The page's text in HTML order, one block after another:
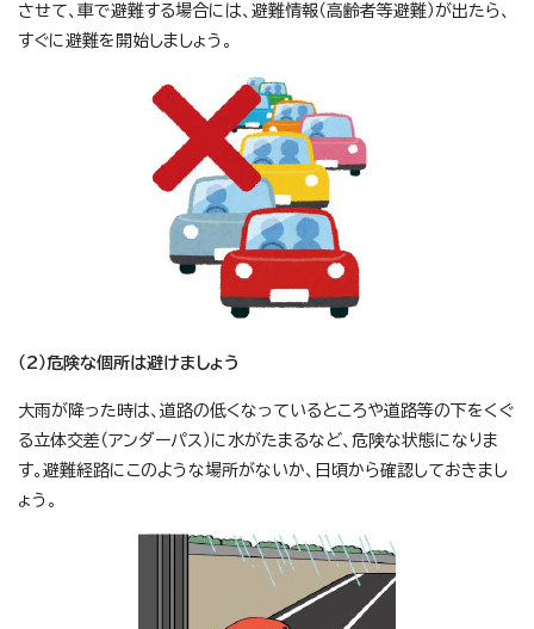
させて、車で避難する場合には、避難情報（高齢者等避難）が出たら、
すぐに避難を開始しましょう。
（2）危険な個所は避けましょう
大雨が降った時は、道路の低くなっているところや道路等の下をくぐ
る立体交差（アンダーパス）に水がたまるなど、危険な状態になりま
す。避難経路にこのような場所がないか、日頃から確認しておきまし
ょう。